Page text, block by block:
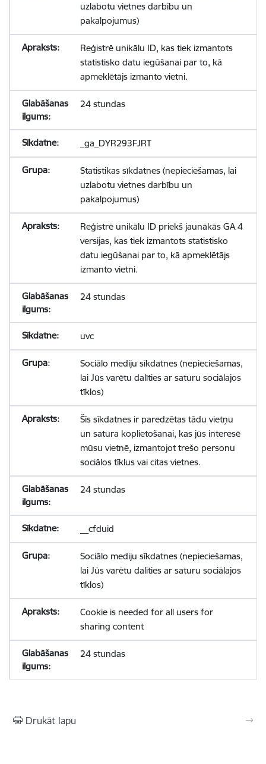
uzlabotu vietnes darbību un
pakalpojumus)
Reģistrē unikālu ID, kas tiek izmantots
statistisko datu iegūšanai par to, kā
apmeklētājs izmanto vietni.
24 stundas
_ga_DYR293FJRT
Statistikas sīkdatnes (nepieciešamas, lai
uzlabotu vietnes darbību un
pakalpojumus)
Reģistrē unikālu ID priekš jaunākās GA 4
versijas, kas tiek izmantots statistisko
datu iegūšanai par to, kā apmeklētājs
izmanto vietni.
24 stundas
uvc
Sociālo mediju sīkdatnes (nepieciešamas,
lai Jūs varētu dalīties ar saturu sociālajos
tīklos)
Šīs sīkdatnes ir paredzētas tādu vietņu
un satura koplietošanai, kas jūs interesē
mūsu vietnē, izmantojot trešo personu
sociālos tīklus vai citas vietnes.
24 stundas
__cfduid
Sociālo mediju sīkdatnes (nepieciešamas,
lai Jūs varētu dalīties ar saturu sociālajos
tīklos)
Cookie is needed for all users for
sharing content
24 stundas
Drukāt lapu